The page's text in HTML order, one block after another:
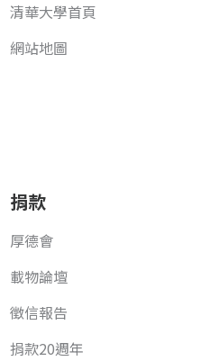
清華大學首頁
網站地圖
捐款
厚德會
載物論壇
徵信報告
捐款20週年